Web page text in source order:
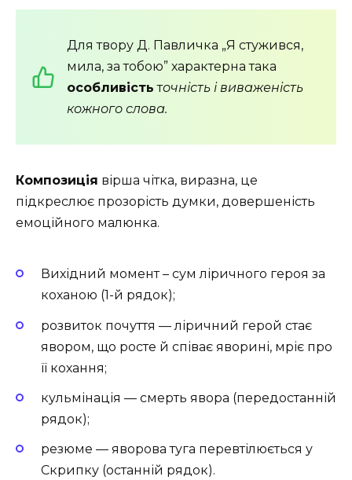
Для твору Д. Павличка „Я стужився,
мила, за тобою” характерна така
особливість точність і виваженість
кожного слова.
Композиція вірша чітка, виразна, це
підкреслює про­зорість думки, довершеність
емоційного малюнка.
Вихідний момент – сум ліричного героя за
коханою (1-й рядок);
роз­виток почуття — ліричний герой стає
явором, що росте й співає яворині, мріє про
її кохання;
кульмінація — смерть явора (передостанній
рядок);
резюме — яворова туга пе­ревтілюється у
Скрипку (останній рядок).